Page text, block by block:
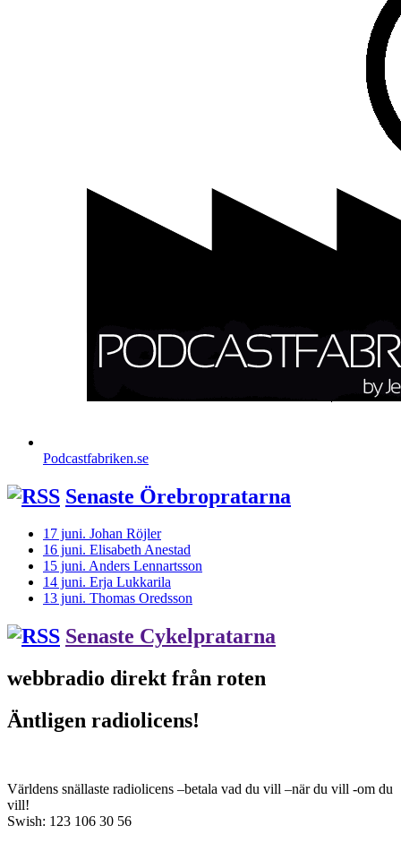
Podcastfabriken.se
Senaste Örebropratarna
17 juni. Johan Röjler
16 juni. Elisabeth Anestad
15 juni. Anders Lennartsson
14 juni. Erja Lukkarila
13 juni. Thomas Oredsson
Senaste Cykelpratarna
webbradio direkt från roten
Äntligen radiolicens!
Världens snällaste radiolicens –betala vad du vill –när du vill -om du
vill!
Swish: 123 106 30 56